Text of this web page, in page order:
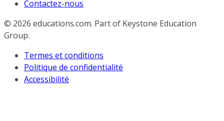
Contactez-nous
© 2026 educations.com. Part of Keystone Education
Group.
Termes et conditions
Politique de confidentialité
Accessibilité